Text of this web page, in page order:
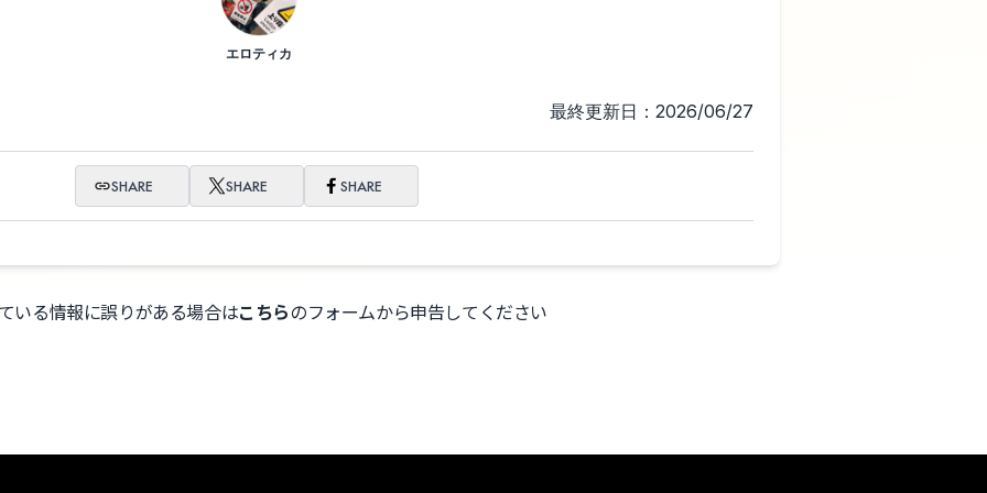
エロティカ
最終更新日：2026/06/27
SHARE SHARE SHARE
いる情報に誤りがある場合はこちらのフォームから申告してください